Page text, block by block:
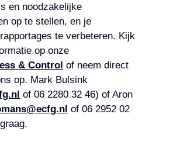
en noodzakelijke
op te stellen, en je
te verbeteren. Kijk
op onze
& Control of neem direct
op. Mark Bulsink
of 06 2280 32 46) of Aron
of 06 2952 02